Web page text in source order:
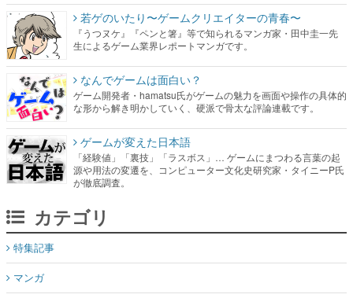
なんでゲームは面白い？
ゲーム開発者・hamatsu氏がゲームの魅力を画面や操作の具体的
な形から解き明かしていく、硬派で骨太な評論連載です。
ゲームが変えた日本語
「経験値」「裏技」「ラスボス」… ゲームにまつわる言葉の起
源や用法の変遷を、コンピューター文化史研究家・タイニーP氏
カテゴリ
マンガ
女性向け
アプリレビュー